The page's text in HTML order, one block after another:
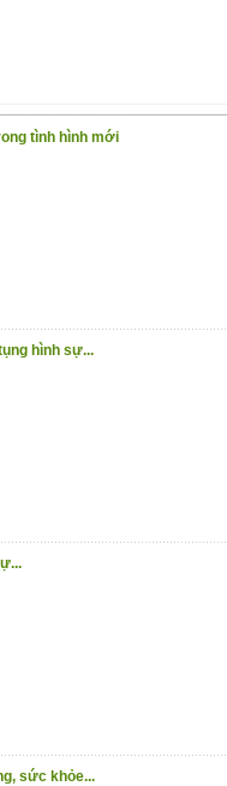
tình hình mới
hình sự...
sức khỏe...